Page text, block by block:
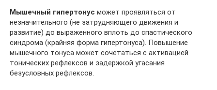
Мышечный гипертонус может проявляться от
незначительного (не затрудняющего движения и
развитие) до выраженного вплоть до спастического
синдрома (крайняя форма гипертонуса). Повышение
мышечного тонуса может сочетаться с активацией
тонических рефлексов и задержкой угасания
безусловных рефлексов.